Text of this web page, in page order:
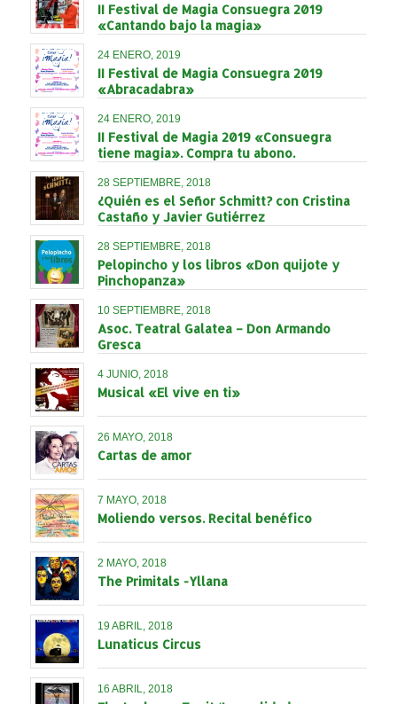
II Festival de Magia Consuegra 2019
«Cantando bajo la magia»
24 ENERO, 2019
II Festival de Magia Consuegra 2019
«Abracadabra»
24 ENERO, 2019
II Festival de Magia 2019 «Consuegra
tiene magia». Compra tu abono.
28 SEPTIEMBRE, 2018
¿Quién es el Señor Schmitt? con Cristina
Castaño y Javier Gutiérrez
28 SEPTIEMBRE, 2018
Pelopincho y los libros «Don quijote y
Pinchopanza»
10 SEPTIEMBRE, 2018
Asoc. Teatral Galatea – Don Armando
Gresca
4 JUNIO, 2018
Musical «El vive en ti»
26 MAYO, 2018
Cartas de amor
7 MAYO, 2018
Moliendo versos. Recital benéfico
2 MAYO, 2018
The Primitals -Yllana
19 ABRIL, 2018
Lunaticus Circus
16 ABRIL, 2018